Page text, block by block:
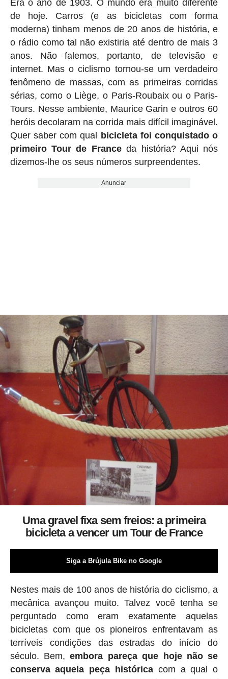
Era o ano de 1903. O mundo era muito diferente
de hoje. Carros (e as bicicletas com forma
moderna) tinham menos de 20 anos de história, e
o rádio como tal não existiria até dentro de mais 3
anos. Não falemos, portanto, de televisão e
internet. Mas o ciclismo tornou-se um verdadeiro
fenômeno de massas, com as primeiras corridas
sérias, como o Liège, o Paris-Roubaix ou o Paris-
Tours. Nesse ambiente, Maurice Garin e outros 60
heróis decolaram na corrida mais difícil imaginável.
Quer saber com qual bicicleta foi conquistado o
primeiro Tour de Franceda história? Aqui nós
dizemos-lhe os seus números surpreendentes.
Anunciar
Uma gravel fixa sem freios: a primeira
bicicleta a vencer um Tour de France
Siga a Brújula Bike no Google
Nestes mais de 100 anos de história do ciclismo, a
mecânica avançou muito. Talvez você tenha se
perguntado como eram exatamente aquelas
bicicletas com que os pioneiros enfrentavam as
terríveis condições das estradas do início do
século. Bem,embora pareça que hoje não se
conserva aquela peça histórica com a qual o